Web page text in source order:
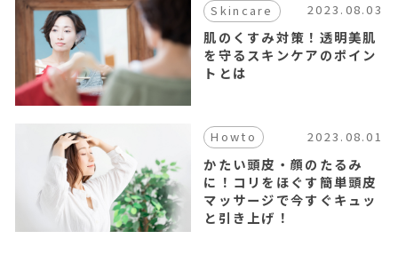
Skincare 2023.08.03
肌のくすみ対策！透明美肌
を守るスキンケアのポイン
トとは
Howto 2023.08.01
かたい頭皮・顔のたるみ
に！コリをほぐす簡単頭皮
マッサージで今すぐキュッ
と引き上げ！